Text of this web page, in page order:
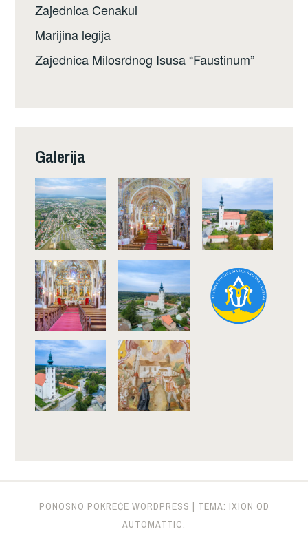
Zajednica Cenakul
Marijina legija
Zajednica Milosrdnog Isusa “Faustinum”
Galerija
PONOSNO POKREĆE WORDPRESS | TEMA: IXION OD
AUTOMATTIC.